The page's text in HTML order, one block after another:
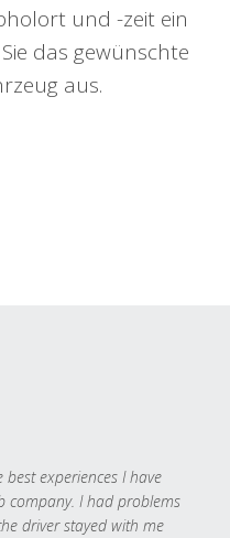
und -zeit ein
das gewünschte
aus.
experiences I have
company. I had problems
driver stayed with me